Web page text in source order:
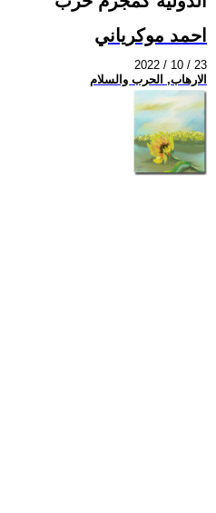
احمد موكرياني
2022 / 10 / 23
الارهاب, الحرب والسلام